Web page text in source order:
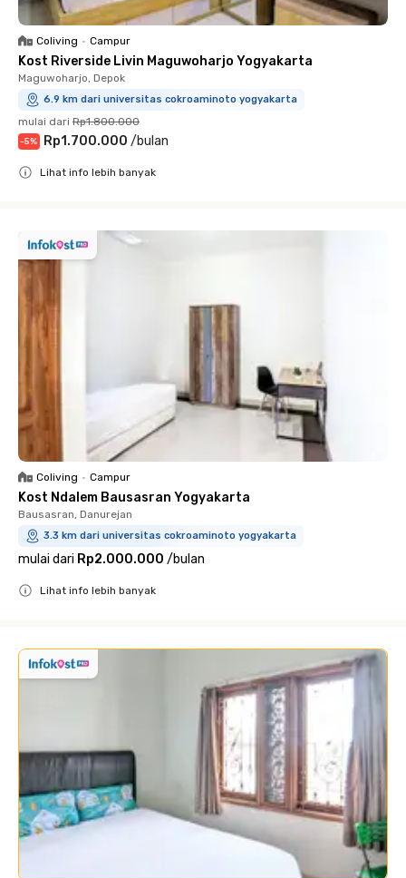
Coliving • Campur
Kost Riverside Livin Maguwoharjo Yogyakarta
Maguwoharjo, Depok
6.9 km dari universitas cokroaminoto yogyakarta
mulai dari Rp1.800.000
-5% Rp1.700.000 /bulan
Lihat info lebih banyak
Coliving • Campur
Kost Ndalem Bausasran Yogyakarta
Bausasran, Danurejan
3.3 km dari universitas cokroaminoto yogyakarta
mulai dari Rp2.000.000 /bulan
Lihat info lebih banyak